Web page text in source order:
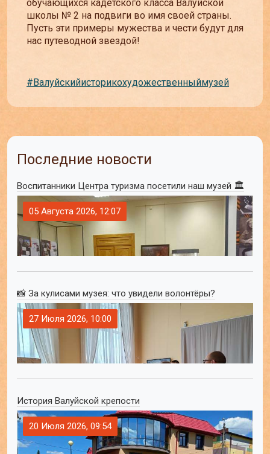
обучающихся кадетского класса Валуйской
школы № 2 на подвиги во имя своей страны.
Пусть эти примеры мужества и чести будут для
нас путеводной звездой!
#Валуйскийисторикохудожественныймузей
Последние новости
Воспитанники Центра туризма посетили наш музей 🏛
05 Августа 2026, 12:07
📸 За кулисами музея: что увидели волонтёры?
27 Июля 2026, 10:00
История Валуйской крепости
20 Июля 2026, 09:54